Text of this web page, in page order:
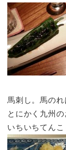
馬刺し。馬のれ
とにかく九州
いちいちてんこ